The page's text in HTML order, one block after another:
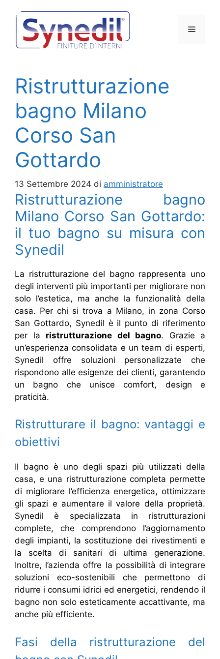
contenuto
Menu
Ristrutturazione
bagno Milano
Corso San
Gottardo
13 Settembre 2024 di amministratore
Ristrutturazione bagno
Milano Corso San Gottardo:
il tuo bagno su misura con
Synedil
La ristrutturazione del bagno rappresenta uno
degli interventi più importanti per migliorare non
solo l’estetica, ma anche la funzionalità della
casa. Per chi si trova a Milano, in zona Corso
San Gottardo, Synedil è il punto di riferimento
per la ristrutturazione del bagno. Grazie a
un’esperienza consolidata e un team di esperti,
Synedil offre soluzioni personalizzate che
rispondono alle esigenze dei clienti, garantendo
un bagno che unisce comfort, design e
praticità.
Ristrutturare il bagno: vantaggi e
obiettivi
Il bagno è uno degli spazi più utilizzati della
casa, e una ristrutturazione completa permette
di migliorare l’efficienza energetica, ottimizzare
gli spazi e aumentare il valore della proprietà.
Synedil è specializzata in ristrutturazioni
complete, che comprendono l’aggiornamento
degli impianti, la sostituzione dei rivestimenti e
la scelta di sanitari di ultima generazione.
Inoltre, l’azienda offre la possibilità di integrare
soluzioni eco-sostenibili che permettono di
ridurre i consumi idrici ed energetici, rendendo il
bagno non solo esteticamente accattivante, ma
anche più efficiente.
Fasi della ristrutturazione del